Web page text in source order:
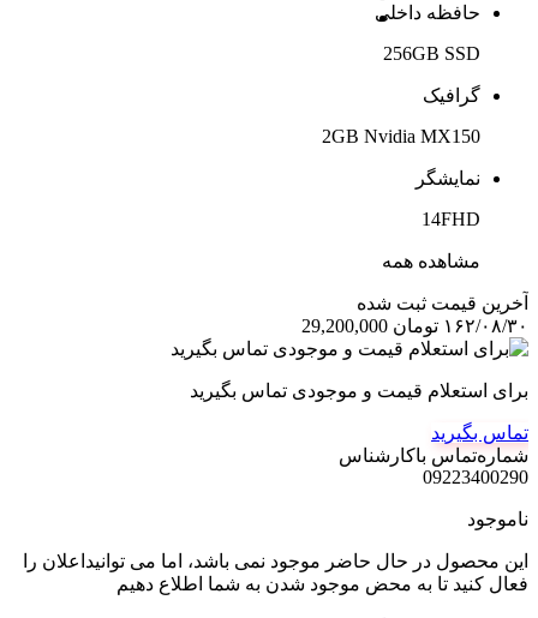
حافظه داخلی
256GB SSD
گرافیک
2GB Nvidia MX150
نمایشگر
14FHD
مشاهده همه
آخرین‌ قیمت ثبت‌ شده
۱۶۲/۰۸/۳۰ تومان
برای استعلام قیمت و موجودی تماس بگیرید
تماس بگیرید
شماره‌تماس‌ با‌کارشناس
09223400290
ناموجود
این محصول در حال حاضر موجود نمی باشد، اما می توانیداعلان را
فعال کنید تا به محض موجود شدن به شما اطلاع دهیم